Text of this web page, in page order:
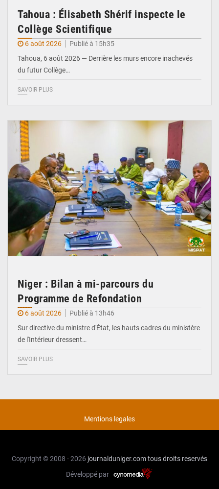
Tahoua : Élisabeth Shérif inspecte le
Collège Scientifique
6 août 2026
Publié à 15h35
Tahoua, 6 août 2026 — Derrière les murs encore inachevés
du futur Collège…
SAVOIR PLUS
Niger : Bilan à mi-parcours du
Programme de Refondation
6 août 2026
Publié à 13h46
Sur directive du ministre d'État, les hauts cadres du ministère
de l'Intérieur dressent…
SAVOIR PLUS
Mentions legales
Copyright © 2008 - 2026 journalduniger.comtous droits reservés
Développé par